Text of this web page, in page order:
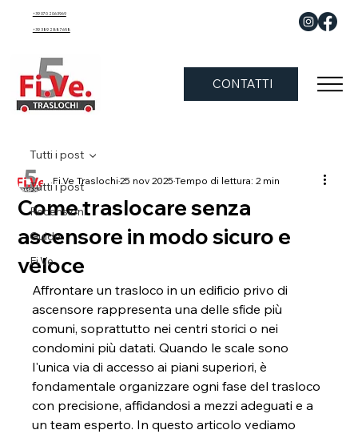
CONTATTI
+39 070 2063969
+39 389 288 7658
Tutti i post
Recensioni
Guide
Fi.Ve.
Tutti i post
Come traslocare senza
ascensore in modo sicuro e
veloce
Fi.Ve Traslochi25 nov 2025Tempo di lettura: 2 min
Affrontare un trasloco in un edificio privo di
ascensore rappresenta una delle sfide più
comuni, soprattutto nei centri storici o nei
condomini più datati. Quando le scale sono
l'unica via di accesso ai piani superiori, è
fondamentale organizzare ogni fase del trasloco
con precisione, affidandosi a mezzi adeguati e a
un team esperto. In questo articolo vediamo